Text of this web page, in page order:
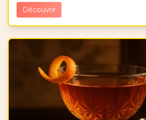
Découvrir